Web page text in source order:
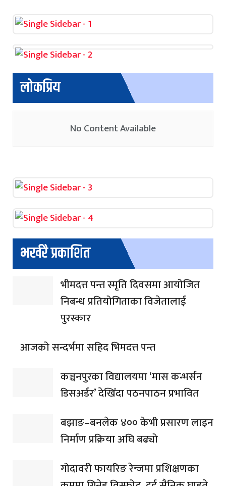
लोकप्रिय
No Content Available
भर्खरै प्रकाशित
भीमदत्त पन्त स्मृति दिवसमा आयोजित
निबन्ध प्रतियोगिताका विजेतालाई
पुरस्कार
आजको सन्दर्भमा सहिद भिमदत्त पन्त
कञ्चनपुरका विद्यालयमा ‘मास कन्भर्सन
डिसअर्डर’ देखिँदा पठनपाठन प्रभावित
बझाङ–बनलेक ४०० केभी प्रसारण लाइन
निर्माण प्रक्रिया अघि बढ्यो
गोदावरी फायरिङ रेन्जमा प्रशिक्षणका